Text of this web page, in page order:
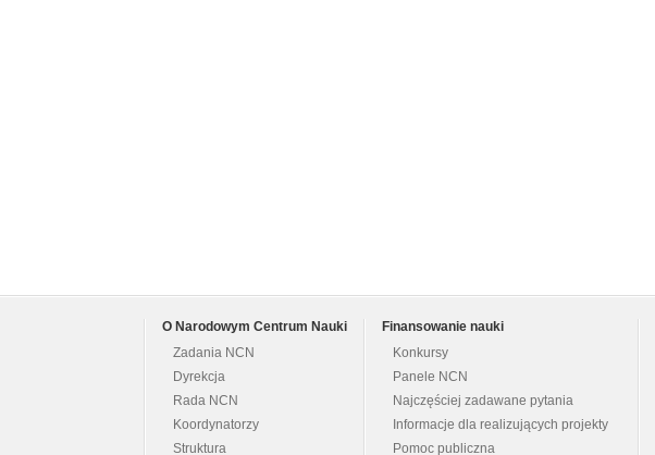
O Narodowym Centrum Nauki
Zadania NCN
Dyrekcja
Rada NCN
Koordynatorzy
Struktura
Finansowanie nauki
Konkursy
Panele NCN
Najczęściej zadawane pytania
Informacje dla realizujących projekty
Pomoc publiczna